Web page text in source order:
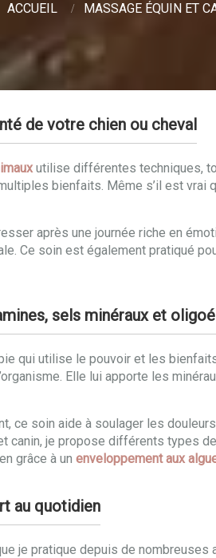
ACCUEIL MASSAGE ÉQUIN ET
de votre chien ou cheval
utilise différentes techniques,
bienfaits. Même s’il est vrai
après une journée riche en
Ce soin est également pratiqué
sels minéraux et
qui utilise le pouvoir et les
Elle lui apporte les
ce soin aide à soulager les
je propose différents types
grâce à un enveloppement aux
au quotidien
je pratique depuis de